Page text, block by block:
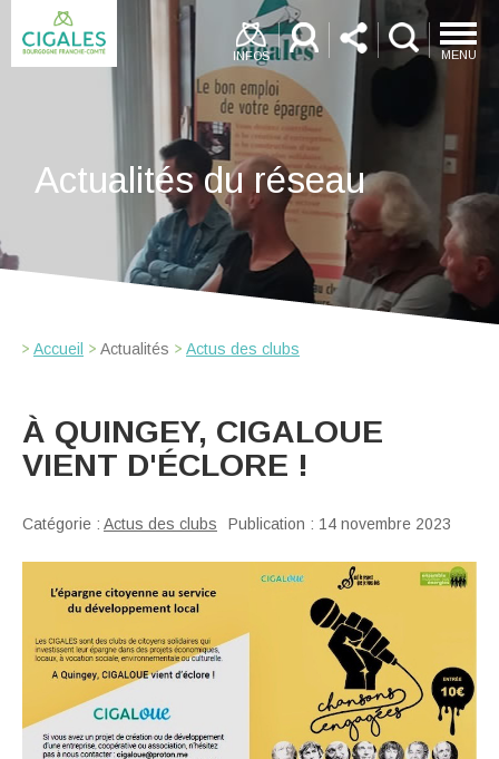
MENU
INFOS
Actualités du réseau
Accueil Actualités Actus des clubs
À QUINGEY, CIGALOUE
VIENT D'ÉCLORE !
Catégorie : Actus des clubs Publication : 14 novembre 2023